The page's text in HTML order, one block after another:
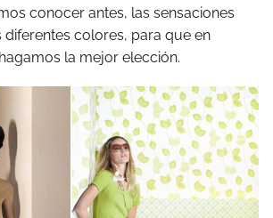
conocer antes, las sensaciones
colores, para que en
la mejor elección.